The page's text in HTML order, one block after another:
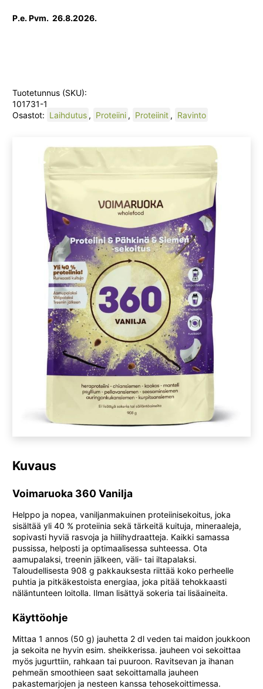
P.e. Pvm. 26.8.2026.
Tuotetunnus (SKU):
101731-1
Osastot: Laihdutus , Proteiini , Proteiinit , Ravinto
Kuvaus
Voimaruoka 360 Vanilja
Helppo ja nopea, vaniljanmakuinen proteiinisekoitus, joka
sisältää yli 40 % proteiinia sekä tärkeitä kuituja, mineraaleja,
sopivasti hyviä rasvoja ja hiilihydraatteja. Kaikki samassa
pussissa, helposti ja optimaalisessa suhteessa. Ota
aamupalaksi, treenin jälkeen, väli- tai iltapalaksi.
Taloudellisesta 908 g pakkauksesta riittää koko perheelle
puhtia ja pitkäkestoista energiaa, joka pitää tehokkaasti
näläntunteen loitolla. Ilman lisättyä sokeria tai lisäaineita.
Käyttöohje
Mittaa 1 annos (50 g) jauhetta 2 dl veden tai maidon joukkoon
ja sekoita ne hyvin esim. sheikkerissa. jauheen voi sekoittaa
myös jugurttiin, rahkaan tai puuroon. Ravitsevan ja ihanan
pehmeän smoothieen saat sekoittamalla jauheen
pakastemarjojen ja nesteen kanssa tehosekoittimessa.